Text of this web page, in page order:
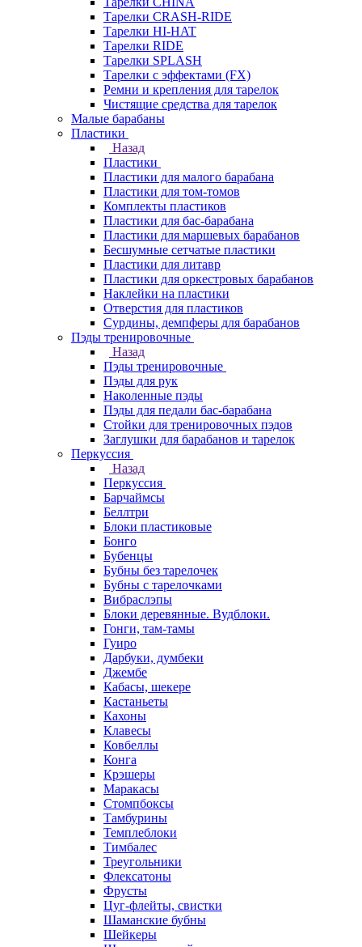
Тарелки CRASH-RIDE
Тарелки HI-HAT
Тарелки RIDE
Тарелки SPLASH
Тарелки с эффектами (FX)
Ремни и крепления для тарелок
Чистящие средства для тарелок
Малые барабаны
Пластики
Назад
Пластики
Пластики для малого барабана
Пластики для том-томов
Комплекты пластиков
Пластики для бас-барабана
Пластики для маршевых барабанов
Бесшумные сетчатые пластики
Пластики для литавр
Пластики для оркестровых барабанов
Наклейки на пластики
Отверстия для пластиков
Сурдины, демпферы для барабанов
Пэды тренировочные
Назад
Пэды тренировочные
Пэды для рук
Наколенные пэды
Пэды для педали бас-барабана
Стойки для тренировочных пэдов
Заглушки для барабанов и тарелок
Перкуссия
Назад
Перкуссия
Барчаймсы
Беллтри
Блоки пластиковые
Бонго
Бубенцы
Бубны без тарелочек
Бубны с тарелочками
Вибраслэпы
Блоки деревянные. Вудблоки.
Гонги, там-тамы
Гуиро
Дарбуки, думбеки
Джембе
Кабасы, шекере
Кастаньеты
Кахоны
Клавесы
Ковбеллы
Конга
Крэшеры
Маракасы
Стомпбоксы
Тамбурины
Темплеблоки
Тимбалес
Треугольники
Флексатоны
Фрусты
Цуг-флейты, свистки
Шаманские бубны
Шейкеры